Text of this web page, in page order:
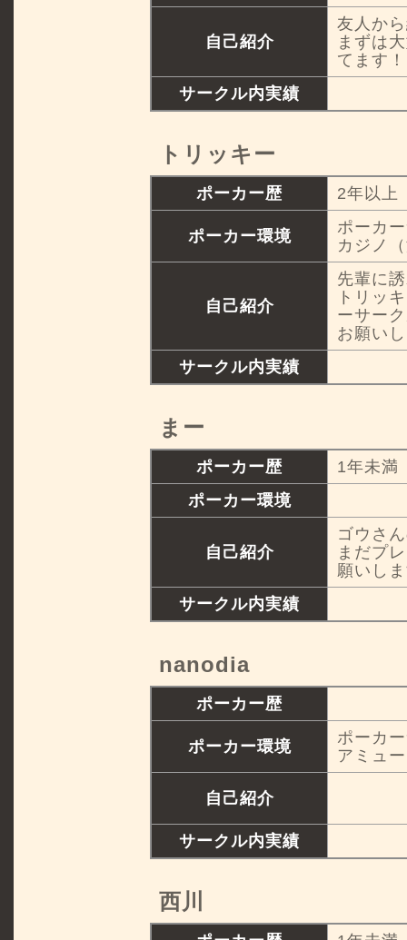
自己紹介
友人か
まずは
てます！
サークル内実績
トリッキー
ポーカー歴 2年以上
ポーカー環境
ポーカ
カジノ
自己紹介
先輩に
トリッ
ーサー
お願い
サークル内実績
まー
ポーカー歴
1年未満
ポーカー環境
自己紹介
ゴウさ
まだプ
願いし
サークル内実績
nanodia
ポーカー歴
ポーカー環境
ポーカ
アミュ
自己紹介
サークル内実績
西川